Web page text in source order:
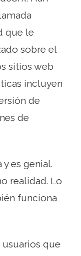
que le
sobre el
sitios web
incluyen
de
de
es genial.
realidad. Lo
funciona
usuarios que